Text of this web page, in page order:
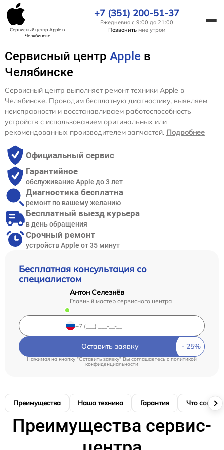
Сервисный центр Appleв
Челябинске
+7 (351) 200-51-37
Ежедневно с 9:00 до 21:00
Позвонить мне утром
Сервисный центр Apple в
Челябинске
Бесплатная консультация со
специалистом
Антон Селезнёв
Главный мастер сервисного центра
Оставить заявку
Нажимая на кнопку "Оставить заявку" Вы соглашаетесь cполитикой
конфиденциальности
Сервисный центр выполняет ремонт техники Apple в
Челябинске. Проводим бесплатную диагностику, выявляем
неисправности и восстанавливаем работоспособность
устройств с использованием оригинальных или
рекомендованных производителем запчастей. Подробнее
Официальный сервис
Гарантийное
обслуживание Apple до 3 лет
Диагностика бесплатна
ремонт по вашему желанию
Бесплатный выезд курьера
в день обращения
Срочный ремонт
устройств Apple от 35 минут
Преимущества Наша техника Гарантия Что
Преимущества сервис-